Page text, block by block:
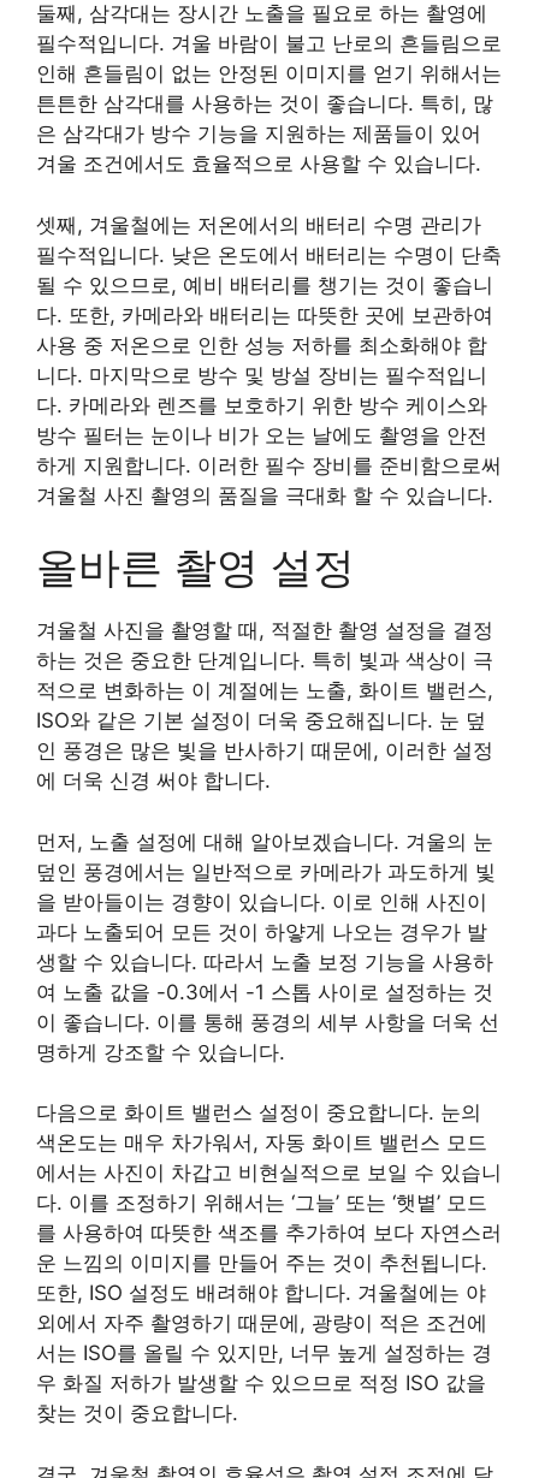
둘째, 삼각대는 장시간 노출을 필요로 하는 촬영에
필수적입니다. 겨울 바람이 불고 난로의 흔들림으로
인해 흔들림이 없는 안정된 이미지를 얻기 위해서는
튼튼한 삼각대를 사용하는 것이 좋습니다. 특히, 많
은 삼각대가 방수 기능을 지원하는 제품들이 있어
겨울 조건에서도 효율적으로 사용할 수 있습니다.
셋째, 겨울철에는 저온에서의 배터리 수명 관리가
필수적입니다. 낮은 온도에서 배터리는 수명이 단축
될 수 있으므로, 예비 배터리를 챙기는 것이 좋습니
다. 또한, 카메라와 배터리는 따뜻한 곳에 보관하여
사용 중 저온으로 인한 성능 저하를 최소화해야 합
니다. 마지막으로 방수 및 방설 장비는 필수적입니
다. 카메라와 렌즈를 보호하기 위한 방수 케이스와
방수 필터는 눈이나 비가 오는 날에도 촬영을 안전
하게 지원합니다. 이러한 필수 장비를 준비함으로써
겨울철 사진 촬영의 품질을 극대화 할 수 있습니다.
올바른 촬영 설정
겨울철 사진을 촬영할 때, 적절한 촬영 설정을 결정
하는 것은 중요한 단계입니다. 특히 빛과 색상이 극
적으로 변화하는 이 계절에는 노출, 화이트 밸런스,
ISO와 같은 기본 설정이 더욱 중요해집니다. 눈 덮
인 풍경은 많은 빛을 반사하기 때문에, 이러한 설정
에 더욱 신경 써야 합니다.
먼저, 노출 설정에 대해 알아보겠습니다. 겨울의 눈
덮인 풍경에서는 일반적으로 카메라가 과도하게 빛
을 받아들이는 경향이 있습니다. 이로 인해 사진이
과다 노출되어 모든 것이 하얗게 나오는 경우가 발
생할 수 있습니다. 따라서 노출 보정 기능을 사용하
여 노출 값을 -0.3에서 -1 스톱 사이로 설정하는 것
이 좋습니다. 이를 통해 풍경의 세부 사항을 더욱 선
명하게 강조할 수 있습니다.
다음으로 화이트 밸런스 설정이 중요합니다. 눈의
색온도는 매우 차가워서, 자동 화이트 밸런스 모드
에서는 사진이 차갑고 비현실적으로 보일 수 있습니
다. 이를 조정하기 위해서는 ‘그늘’ 또는 ‘햇볕’ 모드
를 사용하여 따뜻한 색조를 추가하여 보다 자연스러
운 느낌의 이미지를 만들어 주는 것이 추천됩니다.
또한, ISO 설정도 배려해야 합니다. 겨울철에는 야
외에서 자주 촬영하기 때문에, 광량이 적은 조건에
서는 ISO를 올릴 수 있지만, 너무 높게 설정하는 경
우 화질 저하가 발생할 수 있으므로 적정 ISO 값을
찾는 것이 중요합니다.